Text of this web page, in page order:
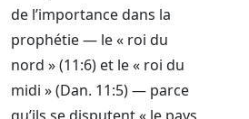
de l’importance dans la
prophétie — le « roi du
nord » (11:6) et le « roi du
midi » (Dan. 11:5) — parce